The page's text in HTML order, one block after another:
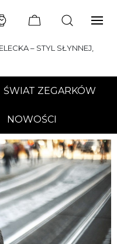
– STYL SŁYNNEJ,
ŚWIAT ZEGARKÓW
NOWOŚCI